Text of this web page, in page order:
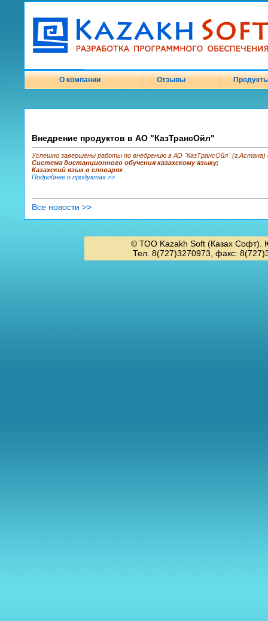
О компании Отзывы
Внедрение продуктов в АО "КазТрансОйл"
Успешно завершены работы по внедрению в АО "КазТрансОйл"
Система дистанционного обучения казахскому языку;
Казахский язык в словарях.
Подробнее о продуктах >>
Все новости >>
© ТОО Kazakh Soft (Казах Софт).
Тел. 8(727)3270973, факс: